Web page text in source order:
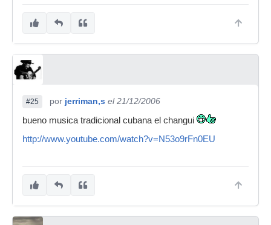
#25 por jerriman,s el 21/12/2006
bueno musica tradicional cubana el changui
http://www.youtube.com/watch?v=N53o9rFn0EU